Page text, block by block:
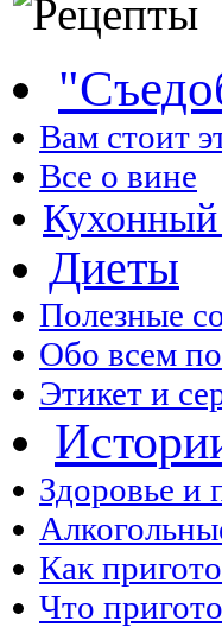
Вам стоит
Все о вине
Диеты
Полезные
Обо всем
Этикет и
Здоровье и
Как
Что